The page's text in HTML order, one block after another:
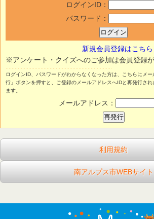
ログインID：
パスワード：
新規会員登録はこちら
※アンケート・クイズへのご参加は会員登録が
ログインID、パスワードがわからなくなった方は、こちらにメ
行」ボタンを押すと、ご登録のメールアドレスへIDと再発行され
ます。
メールアドレス：
利用規約
南アルプス市WEBサイト